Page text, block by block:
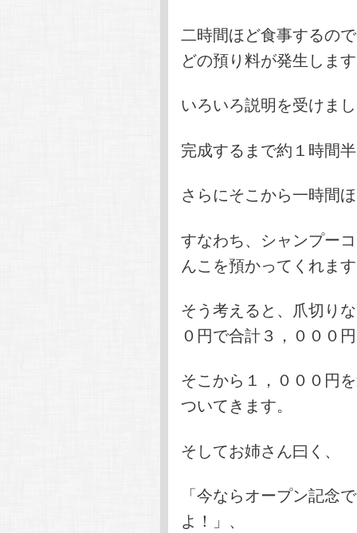
二時間ほど食事するの
どの預り料が発生しま
いろいろ説明を受けま
完成するまで約１時間
さらにそこから一時間
すなわち、シャンプー
んこを預かってくれま
そう考えると、爪切り
０円で合計３，０００
そこから１，０００円
ついてきます。
そしてお姉さん曰く、
「今ならオープン記念
よ！」、